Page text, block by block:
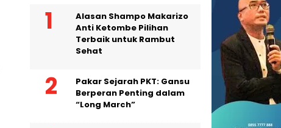
Alasan Shampo Makarizo
Anti Ketombe Pilihan
Terbaik untuk Rambut
Sehat
Pakar Sejarah PKT: Gansu
Berperan Penting dalam
“Long March”